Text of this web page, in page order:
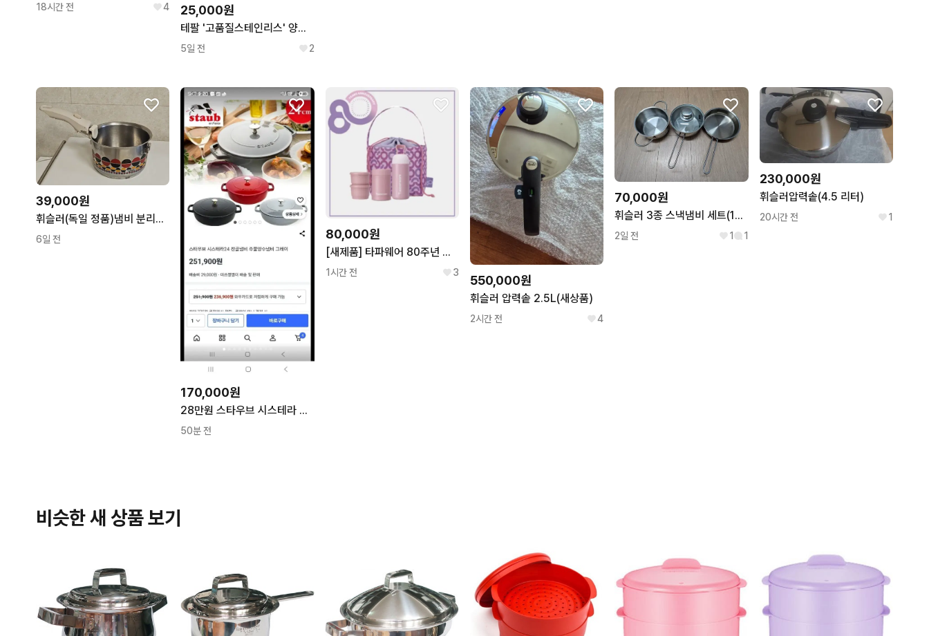
18시간 전 4 25,000원
테팔 '고품질스테인리스' 양수냄비 18
5일 전 2
39,000원
휘슬러(독일 정품)냄비 분리형 손잡이
6일 전
170,000원
28만원 스타우브 시스테라 주물 냄비 24. 레드
50분 전
80,000원
[새제품] 타파웨어 80주년 피크닉백 세트 핑크
1시간 전 3
550,000원
휘슬러 압력솥 2.5L(새상품)
2시간 전 4
70,000원
휘슬러 3종 스낵냄비 세트(1인용 싸이즈)
2일 전 1 1
230,000원
휘슬러압력솥(4.5 리터)
20시간 전 1
비슷한 새 상품 보기